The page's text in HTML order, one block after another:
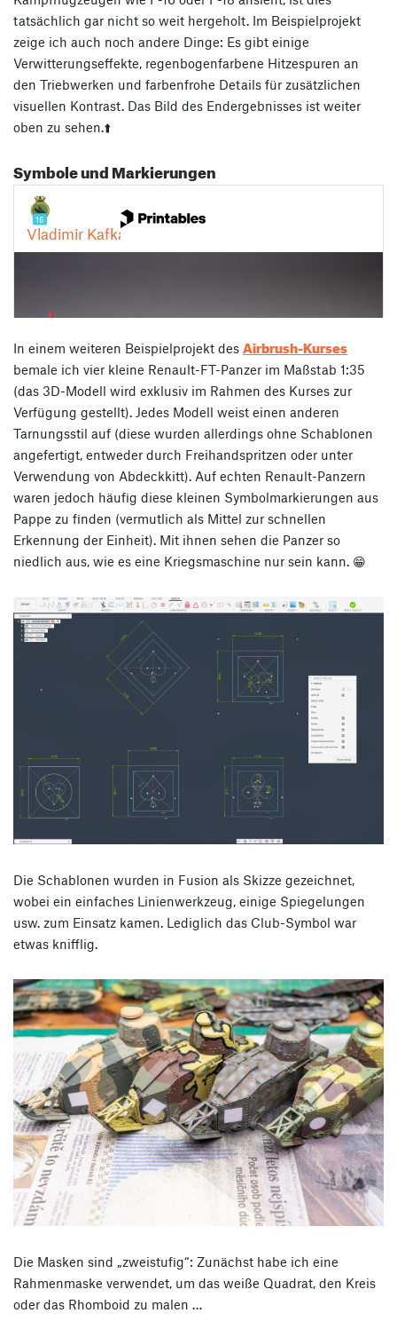
tatsächlich gar nicht so weit hergeholt. Im Beispielprojekt
zeige ich auch noch andere Dinge: Es gibt einige
Verwitterungseffekte, regenbogenfarbene Hitzespuren an
den Triebwerken und farbenfrohe Details für zusätzlichen
visuellen Kontrast. Das Bild des Endergebnisses ist weiter
oben zu sehen.⬆️
Symbole und Markierungen
In einem weiteren Beispielprojekt des Airbrush-Kurses
bemale ich vier kleine Renault-FT-Panzer im Maßstab 1:35
(das 3D-Modell wird exklusiv im Rahmen des Kurses zur
Verfügung gestellt). Jedes Modell weist einen anderen
Tarnungsstil auf (diese wurden allerdings ohne Schablonen
angefertigt, entweder durch Freihandspritzen oder unter
Verwendung von Abdeckkitt). Auf echten Renault-Panzern
waren jedoch häufig diese kleinen Symbolmarkierungen aus
Pappe zu finden (vermutlich als Mittel zur schnellen
Erkennung der Einheit). Mit ihnen sehen die Panzer so
niedlich aus, wie es eine Kriegsmaschine nur sein kann. 😁
Die Schablonen wurden in Fusion als Skizze gezeichnet,
wobei ein einfaches Linienwerkzeug, einige Spiegelungen
usw. zum Einsatz kamen. Lediglich das Club-Symbol war
etwas knifflig.
Die Masken sind „zweistufig“: Zunächst habe ich eine
Rahmenmaske verwendet, um das weiße Quadrat, den Kreis
oder das Rhomboid zu malen …